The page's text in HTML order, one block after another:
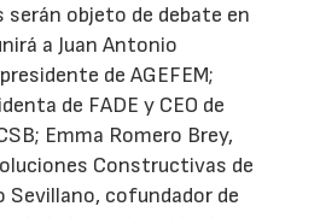
objeto de debate en
a Juan Antonio
de AGEFEM;
de FADE y CEO de
Emma Romero Brey,
Constructivas de
Sevillano, cofundador de